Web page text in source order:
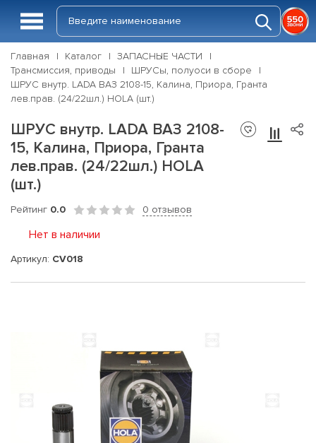
Главная Каталог
ЗАПАСНЫЕ ЧАСТИ
Трансмиссия, приводы
ШРУСы, полуоси в сборе
ШРУС внутр. LADA ВАЗ 2108-15, Калина, Приора, Гранта
лев.прав. (24/22шл.) HOLA (шт.)
ШРУС внутр. LADA ВАЗ 2108-
15, Калина, Приора, Гранта
лев.прав. (24/22шл.) HOLA
(шт.)
Рейтинг 0.0 0 отзывов
Нет в наличии
Артикул: CV018